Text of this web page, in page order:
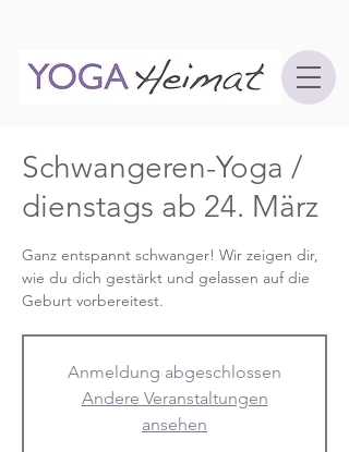
Schwangeren-Yoga /
dienstags ab 24. März
Ganz entspannt schwanger! Wir zeigen dir,
wie du dich gestärkt und gelassen auf die
Geburt vorbereitest.
Anmeldung abgeschlossen
Andere Veranstaltungen
ansehen